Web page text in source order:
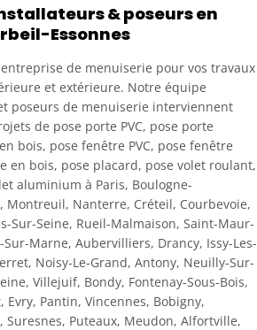
& poseurs en
Essonnes
de menuiserie pour vos travaux
et extérieure. Notre équipe
poseurs de menuiserie interviennent
de pose porte PVC, pose porte
bois, pose fenêtre PVC, pose fenêtre
en bois, pose placard, pose volet roulant,
aluminium à Paris, Boulogne-
Montreuil, Nanterre, Créteil, Courbevoie,
Sur-Seine, Rueil-Malmaison, Saint-Maur-
Sur-Marne, Aubervilliers, Drancy, Issy-Les-
Noisy-Le-Grand, Antony, Neuilly-Sur-
Villejuif, Bondy, Fontenay-Sous-Bois,
Pantin, Vincennes, Bobigny,
Suresnes, Puteaux, Meudon, Alfortville,